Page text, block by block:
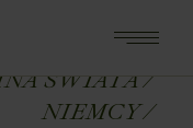
ŚWIATA
NIEMCY